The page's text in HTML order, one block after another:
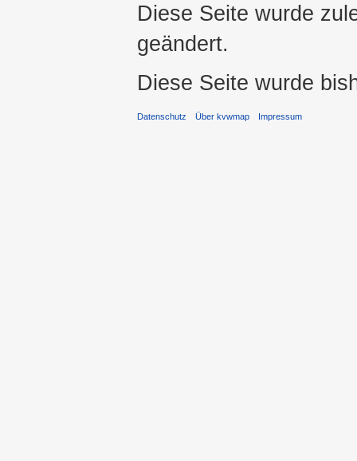
Diese Seite wurde
geändert.
Diese Seite wurde
Datenschutz Über kvwmap Impressum